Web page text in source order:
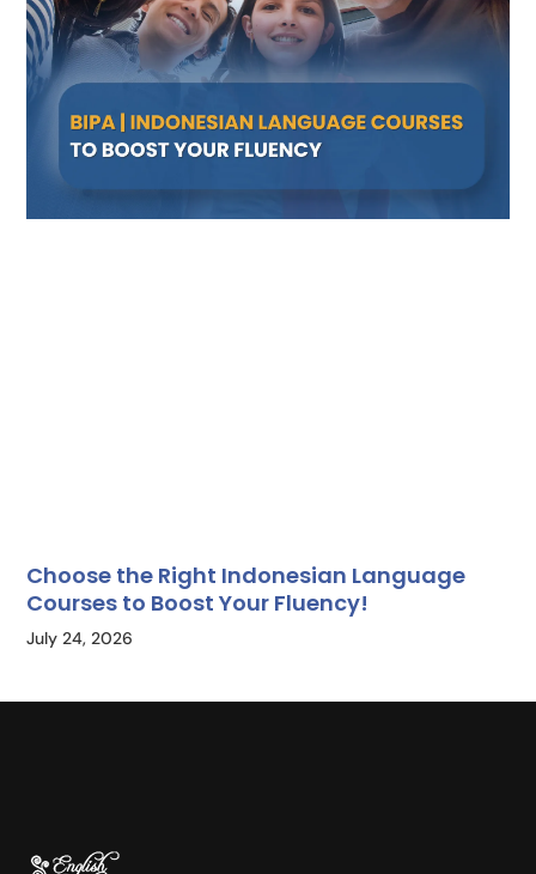
Choose the Right Indonesian Language
Courses to Boost Your Fluency!
July 24, 2026